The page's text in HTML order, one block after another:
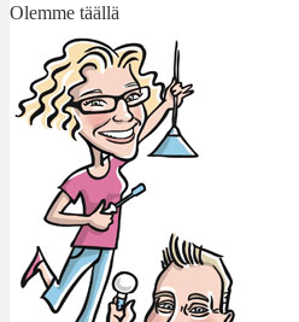
Olemme täällä